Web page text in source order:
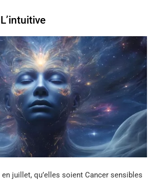
juillet, qu’elles soient Cancer sensibles